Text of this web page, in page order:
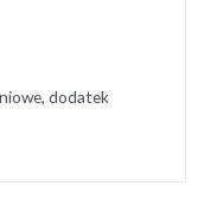
dodatek